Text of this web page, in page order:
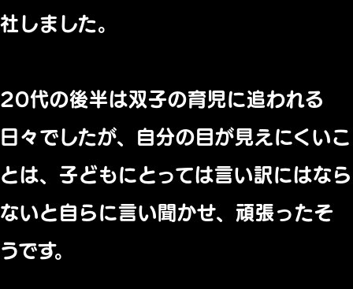
社しました。
20代の後半は双子の育児に追われる
日々でしたが、 自分の目が見えにくいこ
とは、子どもにとっては言い訳にはなら
ないと自らに言い聞かせ、頑張ったそ
うです。